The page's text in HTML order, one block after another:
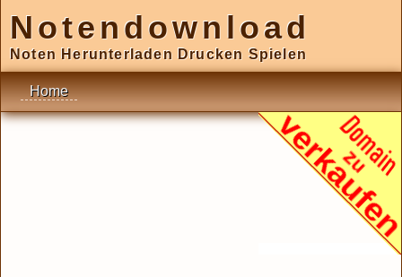
Notendownload
Noten Herunterladen Drucken Spielen
Home